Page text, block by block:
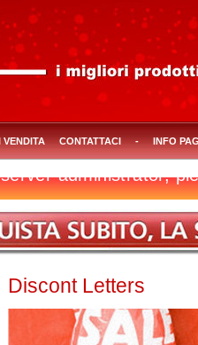
VENDITA CONTATTACI - INFO
Discont Letters